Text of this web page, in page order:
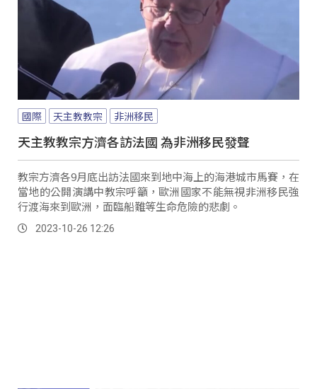
國際 天主教教宗 非洲移民
天主教教宗方濟各訪法國 為非洲移民發聲
教宗方濟各9月底出訪法國來到地中海上的海港城市馬賽，在
當地的公開演講中教宗呼籲，歐洲國家不能無視非洲移民強
行渡海來到歐洲，面臨船難等生命危險的悲劇。
2023-10-26 12:26